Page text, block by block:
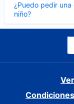
¿Puedo pedir
niño?
cerrado